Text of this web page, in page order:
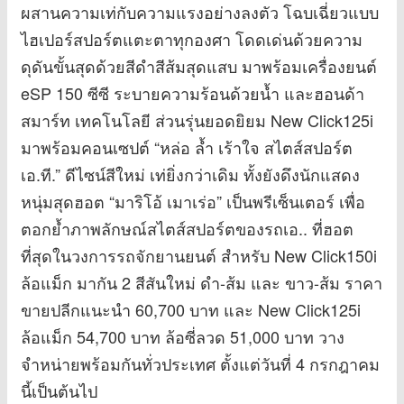
ผสานความเท่กับความแรงอย่างลงตัว โฉบเฉี่ยวแบบ
ไฮเปอร์สปอร์ตแตะตาทุกองศา โดดเด่นด้วยความ
ดุดันขั้นสุดด้วยสีดำสีส้มสุดแสบ มาพร้อมเครื่องยนต์
eSP 150 ซีซี ระบายความร้อนด้วยน้ำ และฮอนด้า
สมาร์ท เทคโนโลยี ส่วนรุ่นยอดยิยม New Click125i
มาพร้อมคอนเซปต์ “หล่อ ล้ำ เร้าใจ สไตส์สปอร์ต
เอ.ที.” ดีไซน์สีใหม่ เท่ยิ่งกว่าเดิม ทั้งยังดึงนักแสดง
หนุ่มสุดฮอต “มาริโอ้ เมาเร่อ” เป็นพรีเซ็นเตอร์ เพื่อ
ตอกย้ำภาพลักษณ์สไตส์สปอร์ตของรถเอ.. ที่ฮอต
ที่สุดในวงการรถจักยานยนต์ สำหรับ New Click150i
ล้อแม็ก มากัน 2 สีสันใหม่ ดำ-ส้ม และ ขาว-ส้ม ราคา
ขายปลีกแนะนำ 60,700 บาท และ New Click125i
ล้อแม็ก 54,700 บาท ล้อซี่ลวด 51,000 บาท วาง
จำหน่ายพร้อมกันทั่วประเทศ ตั้งแต่วันที่ 4 กรกฎาคม
นี้เป็นต้นไป